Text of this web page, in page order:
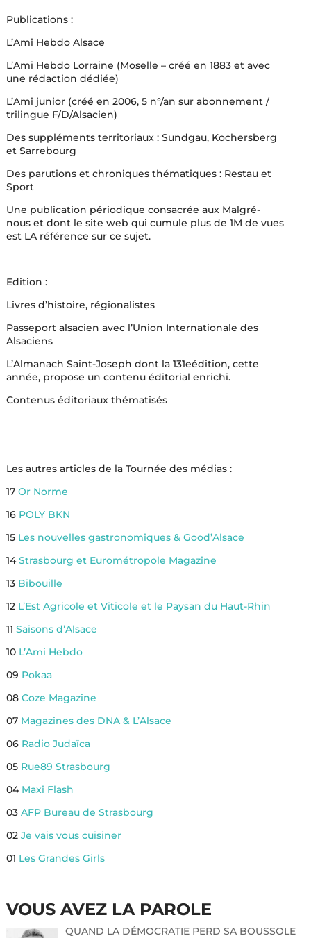
Publications :
L’Ami Hebdo Alsace
L’Ami Hebdo Lorraine (Moselle – créé en 1883 et avec
une rédaction dédiée)
L’Ami junior (créé en 2006, 5 n°/an sur abonnement /
trilingue F/D/Alsacien)
Des suppléments territoriaux : Sundgau, Kochersberg
et Sarrebourg
Des parutions et chroniques thématiques : Restau et
Sport
Une publication périodique consacrée aux Malgré-
nous et dont le site web qui cumule plus de 1M de vues
est LA référence sur ce sujet.
Edition :
Livres d’histoire, régionalistes
Passeport alsacien avec l’Union Internationale des
Alsaciens
L’Almanach Saint-Joseph dont la 131eédition, cette
année, propose un contenu éditorial enrichi.
Contenus éditoriaux thématisés
Les autres articles de la Tournée des médias :
17 Or Norme
16POLY BKN
15 Les nouvelles gastronomiques & Good’Alsace
14Strasbourg et Eurométropole Magazine
13 Bibouille
12 L’Est Agricole et Viticole et le Paysan du Haut-Rhin
11 Saisons d’Alsace
10 L’Ami Hebdo
09 Pokaa
08 Coze Magazine
07 Magazines des DNA & L’Alsace
06 Radio Judaïca
05 Rue89 Strasbourg
04 Maxi Flash
03 AFP Bureau de Strasbourg
02 Je vais vous cuisiner
01 Les Grandes Girls
VOUS AVEZ LA PAROLE
QUAND LA DÉMOCRATIE PERD SA BOUSSOLE